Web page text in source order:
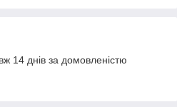
14 днів за домовленістю